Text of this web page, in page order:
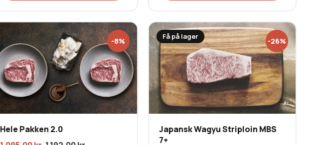
-8%
Hele Pakken 2.0
Få på lager -26%
Japansk Wagyu Striploin MBS
7+